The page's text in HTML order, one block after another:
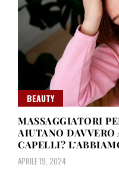
BEAUTY
MASSAGGIATORI
AIUTANO DAVVERO
CAPELLI?
APRILE 19, 2024